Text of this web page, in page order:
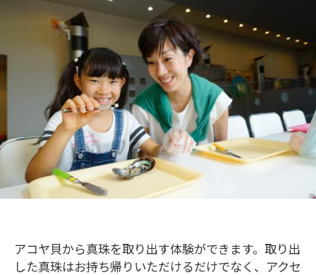
アコヤ貝から真珠を取り出す体験ができます。取り出
した真珠はお持ち帰りいただけるだけでなく、アクセ